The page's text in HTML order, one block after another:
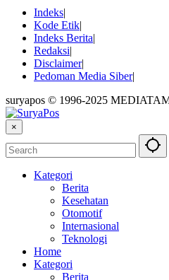
Indeks
Kode Etik
Indeks Berita
Redaksi
Disclaimer
Pedoman Media Siber
suryapos © 1996-2025
×
Kategori
Berita
Kesehatan
Otomotif
Internasional
Teknologi
Home
Kategori
Berita